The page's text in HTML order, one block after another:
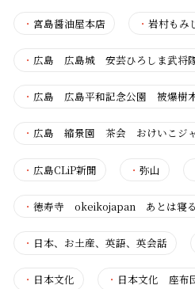
・ 宮島醤油屋本店 ・岩村もみ
・ 広島 広島城 安芸ひろしま武将
・ 広島 広島平和記念公園 被爆
・ 広島 縮景園 茶会 おけいこジ
・ 広島CLiP新聞 ・弥山
・ 徳寿寺 okeikojapan あとは寝る
・ 日本、お土産、英語、英会話
・ 日本文化 ・ 日本文化 座